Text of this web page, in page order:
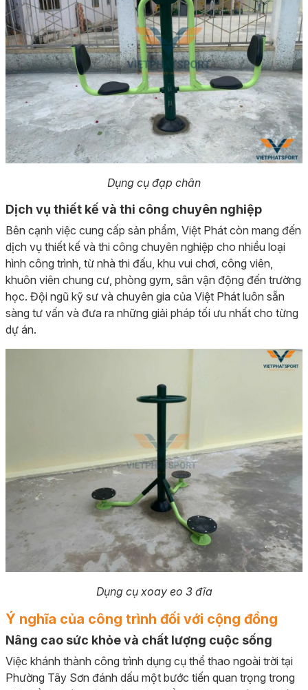
Dụng cụ đạp chân
Dịch vụ thiết kế và thi công chuyên nghiệp
Bên cạnh việc cung cấp sản phẩm, Việt Phát còn mang đến
dịch vụ thiết kế và thi công chuyên nghiệp cho nhiều loại
hình công trình, từ nhà thi đấu, khu vui chơi, công viên,
khuôn viên chung cư, phòng gym, sân vận động đến trường
học. Đội ngũ kỹ sư và chuyên gia của Việt Phát luôn sẵn
sàng tư vấn và đưa ra những giải pháp tối ưu nhất cho từng
dự án.
Dụng cụ xoay eo 3 đĩa
Ý nghĩa của công trình đối với cộng đồng
Nâng cao sức khỏe và chất lượng cuộc sống
Việc khánh thành công trình dụng cụ thể thao ngoài trời tại
Phường Tây Sơn đánh dấu một bước tiến quan trọng trong